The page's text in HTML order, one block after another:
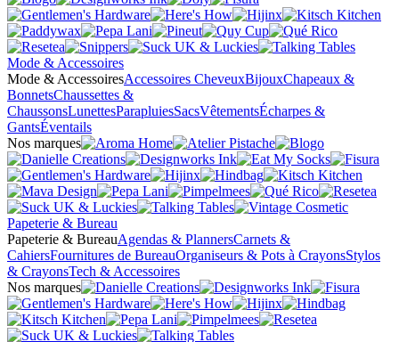
Mode & Accessoires
Mode & AccessoiresAccessoires CheveuxBijouxChapeaux &
BonnetsChaussettes &
ChaussonsLunettesParapluiesSacsVêtementsÉcharpes &
GantsÉventails
Nos marques
Papeterie & Bureau
Papeterie & BureauAgendas & PlannersCarnets &
CahiersFournitures de BureauOrganiseurs & Pots à CrayonsStylos
& CrayonsTech & Accessoires
Nos marques